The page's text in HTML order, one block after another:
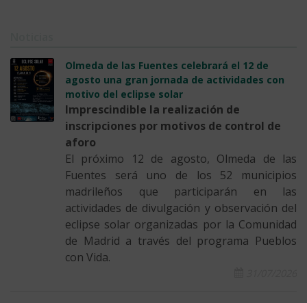
Olmeda de las Fuentes celebrará el 12 de
agosto una gran jornada de actividades con
motivo del eclipse solar
Imprescindible la realización de
inscripciones por motivos de control de
aforo
El próximo 12 de agosto, Olmeda de las
Fuentes será uno de los 52 municipios
madrileños que participarán en las
actividades de divulgación y observación del
eclipse solar organizadas por la Comunidad
de Madrid a través del programa Pueblos
con Vida.